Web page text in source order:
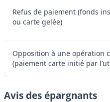
Refus de paiement (fonds
ou carte gelée)
Opposition à une opération
(paiement carte initié par
Avis des épargnants